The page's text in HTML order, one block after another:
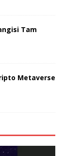
Tam
Metaverse